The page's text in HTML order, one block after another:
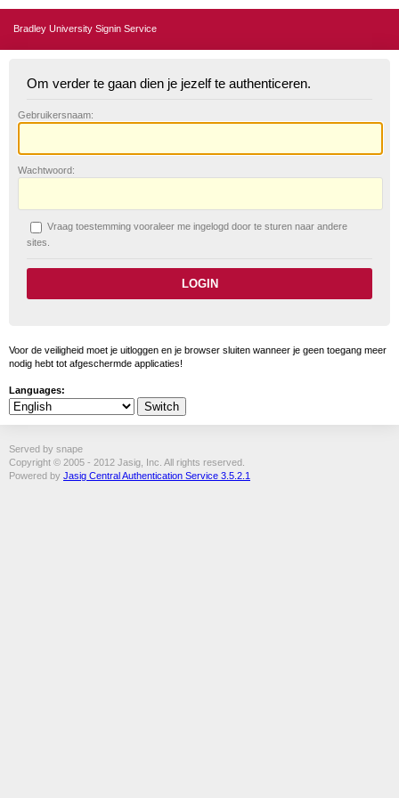
Bradley University Signin Service
Om verder te gaan dien je jezelf te authenticeren.
Gebruikersnaam:
Wachtwoord:
Vraag toestemming vooraleer me ingelogd door te sturen naar andere
sites.
Voor de veiligheid moet je uitloggen en je browser sluiten wanneer je geen toegang meer
nodig hebt tot afgeschermde applicaties!
Languages:
Served by snape
Copyright © 2005 - 2012 Jasig, Inc. All rights reserved.
Powered by Jasig Central Authentication Service 3.5.2.1